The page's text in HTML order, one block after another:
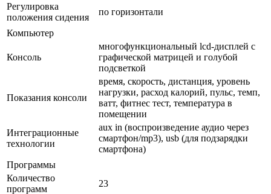
Регулировка
положения сидения
по горизонтали
Компьютер
Консоль
многофункциональный lcd-дисплей с
графической матрицей и голубой
подсветкой
Показания консоли
время, скорость, дистанция, уровень
нагрузки, расход калорий, пульс, темп,
ватт, фитнес тест, температура в
помещении
Интеграционные
технологии
aux in (воспроизведение аудио через
смартфон/mp3), usb (для подзарядки
смартфона)
Программы
Количество
программ
23